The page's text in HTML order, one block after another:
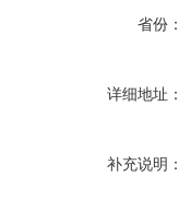
省份
详细地址
补充说明